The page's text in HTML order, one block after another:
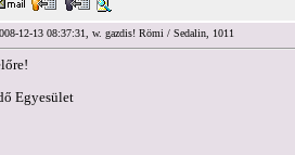
12-13 08:37:31, w. gazdis! Römi / Sedalin, 1011
Egyesület